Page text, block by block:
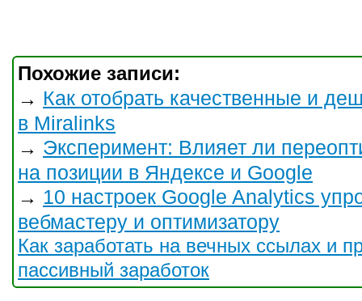
Похожие записи:
→ Как отобрать качественные и
в Miralinks
→ Эксперимент: Влияет ли
на позиции в Яндексе и Google
→ 10 настроек Google Analytics
вебмастеру и оптимизатору
Как заработать на вечных ссылах и
пассивный заработок